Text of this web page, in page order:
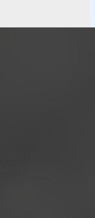
13.09.2017)